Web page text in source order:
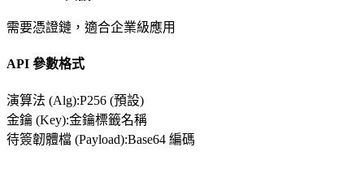
需要憑證鏈，適合企業級應用
API 參數格式
演算法 (Alg):P256 (預設)
金鑰 (Key):金鑰標籤名稱
待簽韌體檔 (Payload):Base64 編碼